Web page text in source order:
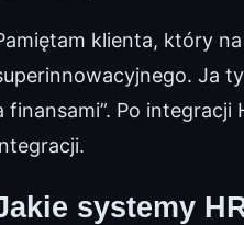
klienta, który
Ja
finansami”. Po integracji
systemy